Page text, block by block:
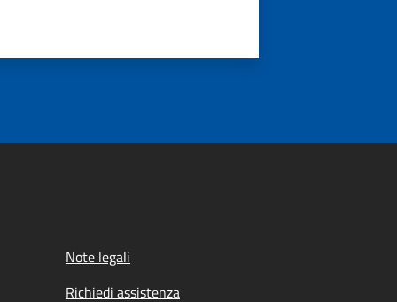
Note legali
Richiedi assistenza